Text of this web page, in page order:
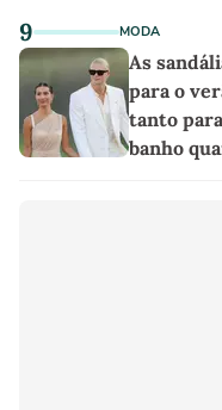
9 MODA
As
para o
tanto
banho